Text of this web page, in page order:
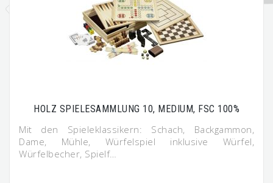
HOLZ SPIELESAMMLUNG 10, MEDIUM, FSC 100%
Mit den Spieleklassikern: Schach, Backgammon,
Dame, Mühle, Würfelspiel inklusive Würfel,
Würfelbecher, Spielf…